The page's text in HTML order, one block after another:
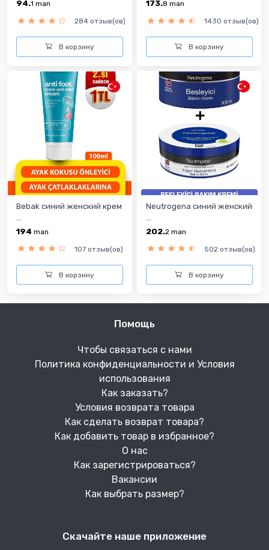
94.1 man
284 отзыв(ов)
В корзину
173.8 man
1430 отзыв(ов)
В корзину
Bebak синий женский крем
194 man
107 отзыв(ов)
В корзину
Neutrogena синий женский
202.2 man
502 отзыв(ов)
В корзину
Помощь
Чтобы связаться с нами
Политика конфиденциальности и Условия
использования
Как заказать?
Условия возврата товара
Как сделать возврат товара?
Как добавить товар в избранное?
О нас
Как зарегистрироваться?
Вакансии
Как выбрать размер?
Скачайте наше приложение